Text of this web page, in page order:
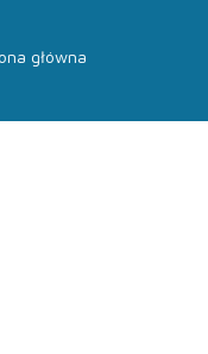
główna